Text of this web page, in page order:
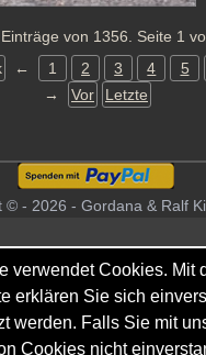
Einträge von 1356. Seite 1
← 1 2 3 4 5
→
Vor Letzte
© - 2026 - Gordana & Ralf
verwendet Cookies. Mit
erklären Sie sich
werden. Falls Sie mit
Cookies nicht